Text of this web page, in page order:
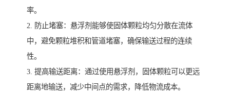
率。
2. 防止堵塞：悬浮剂能够使固体颗粒均匀分散在流体
中，避免颗粒堆积和管道堵塞，确保输送过程的连续
性。
3. 提高输送距离：通过使用悬浮剂，固体颗粒可以更远
距离地输送，减少中间点的需求，降低物流成本。